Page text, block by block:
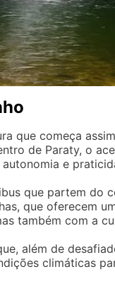
que começa
de Paraty, o
e
que partem do
que oferecem
também com a
além de
climáticas